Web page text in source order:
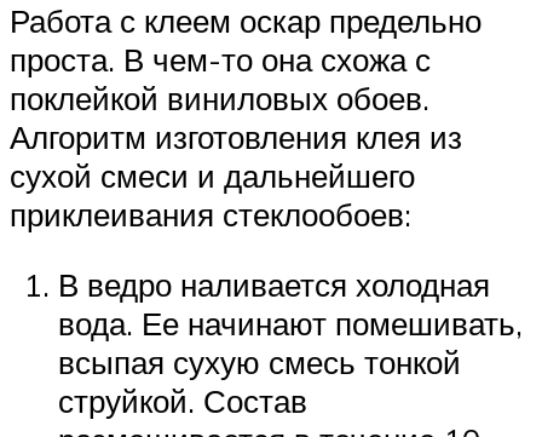
Работа с клеем оскар предельно
проста. В чем-то она схожа с
поклейкой виниловых обоев.
Алгоритм изготовления клея из
сухой смеси и дальнейшего
приклеивания стеклообоев:
В ведро наливается холодная
вода. Ее начинают помешивать,
всыпая сухую смесь тонкой
струйкой. Состав